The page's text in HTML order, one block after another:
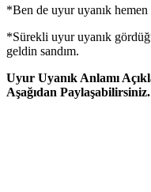
*Ben de uyur uyanık hemen
*Sürekli uyur uyanık
geldin sandım.
Uyur Uyanık Anlamı
Aşağıdan Paylaşabilirsiniz.